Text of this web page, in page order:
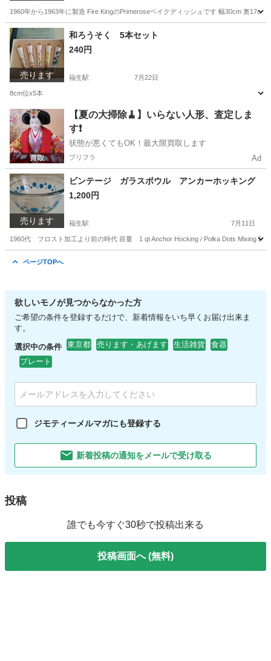
1960年から1963年に製造 Fire KingのPrimeroseベイクディッシュです 幅30cm 奥
東京 羽村市 福生駅
売ります
和ろうそく 5本セット
240円
福生駅 7月22日
8cm位x5本
東京 羽村市 福生駅 その他 和ろうそく
【夏の大掃除🧹】いらない人形、査定しま
す❗️
状態が悪くてもOK！最大限買取します
プリフラ Ad
売ります
ビンテージ ガラスボウル アンカーホッキング
1,200円
福生駅 7月11日
1960代 フロスト加工より前の時代 容量 1 qt Anchor Hocking / Polka Dots Mixing
ページTOPへ
欲しいモノが見つからなかった方
ご希望の条件を登録するだけで、新着情報をいち早くお届け出来ま
す。
選択中の条件 東京都 売ります・あげます 生活雑貨
食器
プレート
ジモティーメルマガにも登録する
新着投稿の通知をメールで受け取る
投稿
誰でも今すぐ30秒で投稿出来る
投稿画面へ (無料)